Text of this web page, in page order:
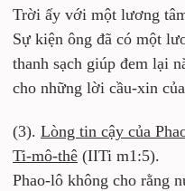
Trời ấy với một lương
Sự kiện ông đã có một
thanh sạch giúp đem lại
cho những lời cầu-xin
(3). Lòng tin cậy của
Ti-mô-thê (IITi m1:5).
Phao-lô không cho rằng